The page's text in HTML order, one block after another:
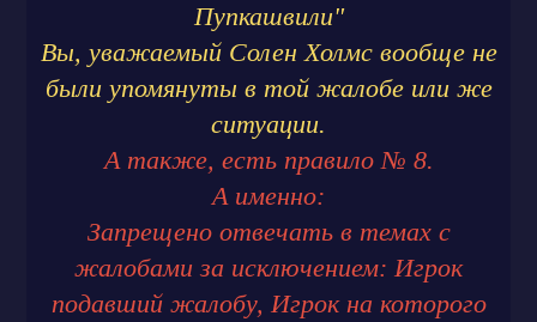
Пупкашвили"
Вы, уважаемый Солен Холмс вообще не
были упомянуты в той жалобе или же
ситуации.
А также, есть правило № 8.
А именно:
Запрещено отвечать в темах с
жалобами за исключением: Игрок
подавший жалобу, Игрок на которого